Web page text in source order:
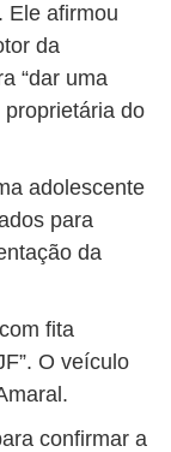
Ele afirmou
da
“dar uma
proprietária do
adolescente
para
da
fita
O veículo
confirmar a